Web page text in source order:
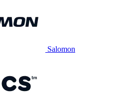
Salomon